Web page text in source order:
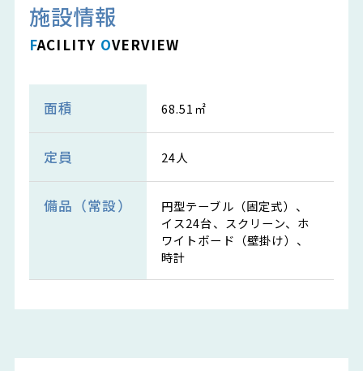
施設情報
FACILITY OVERVIEW
面積 68.51㎡
定員 24人
備品（常設）
円型テーブル（固定式）、
イス24台、スクリーン、ホ
ワイトボード（壁掛け）、
時計